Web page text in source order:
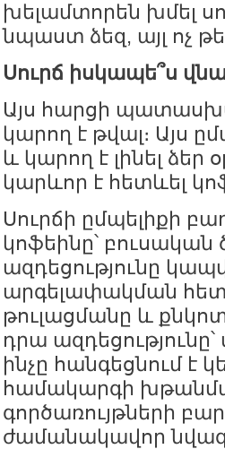
խելամտորեն խմել
նպաստ ձեզ, այլ ոչ թե
Սուրճ իսկապե՞ս
Այս հարցի
կարող է թվալ։ Այս
և կարող է լինել
կարևոր է հետևել
Սուրճի ըմպելիքի
կոֆեինը՝
ազդեցությունը
արգելափակման
թուլացմանը և
դրա ազդեցությունը՝
ինչը հանգեցնում է
համակարգի
գործառույթների
ժամանակավոր